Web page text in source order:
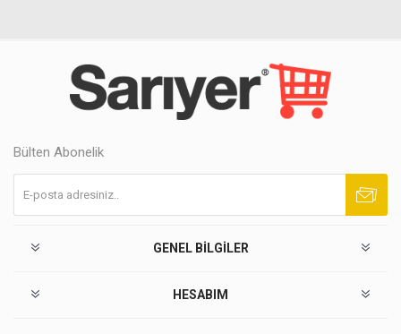
Bülten Abonelik
GENEL BILGILER
HESABIM